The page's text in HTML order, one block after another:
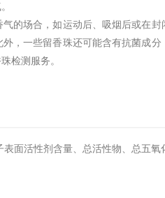
的场合，如运动后、吸烟后或在封
，一些留香珠还可能含有抗菌成
检测服务。
面活性剂含量、总活性物、总五氧